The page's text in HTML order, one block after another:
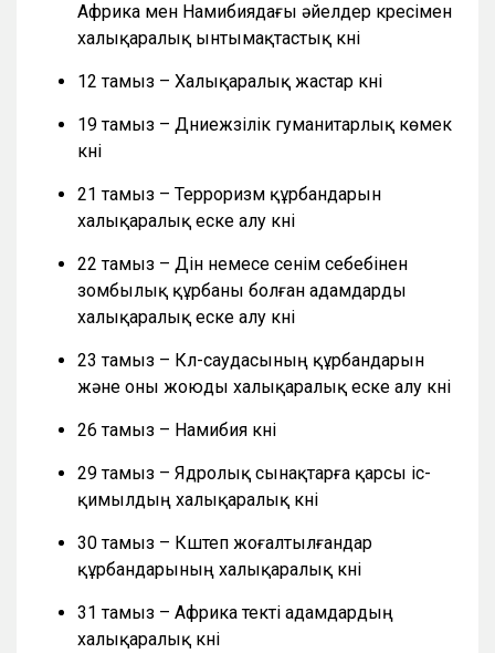
Африка мен Намибиядағы әйелдер күресімен
халықаралық ынтымақтастық күні
12 тамыз – Халықаралық жастар күні
19 тамыз – Дүниежүзілік гуманитарлық көмек
күні
21 тамыз – Терроризм құрбандарын
халықаралық еске алу күні
22 тамыз – Дін немесе сенім себебінен
зомбылық құрбаны болған адамдарды
халықаралық еске алу күні
23 тамыз – Күл-саудасының құрбандарын
және оны жоюды халықаралық еске алу күні
26 тамыз – Намибия күні
29 тамыз – Ядролық сынақтарға қарсы іс-
қимылдың халықаралық күні
30 тамыз – Күштеп жоғалтылғандар
құрбандарының халықаралық күні
31 тамыз – Африка текті адамдардың
халықаралық күні